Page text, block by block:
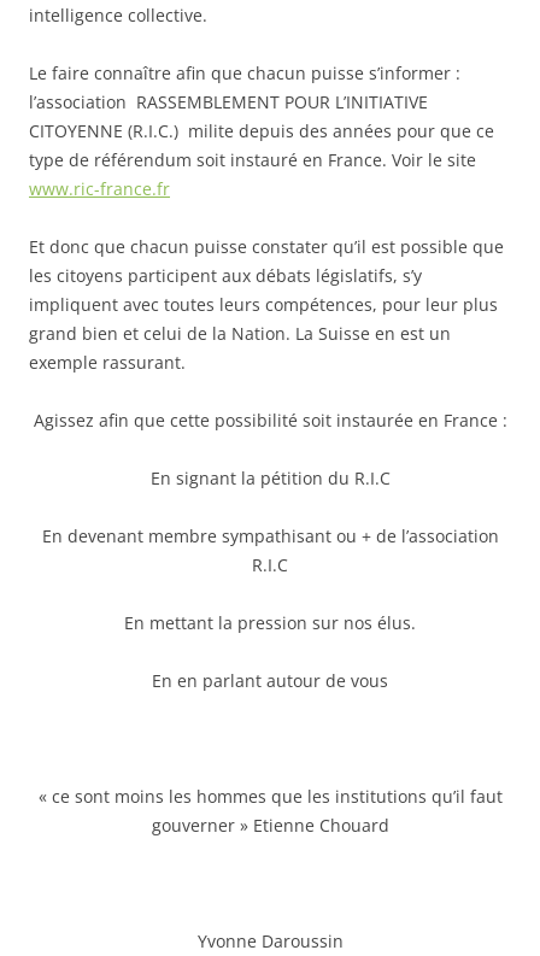
intelligence collective.
Le faire connaître afin que chacun puisse s’informer :
l’association RASSEMBLEMENT POUR L’INITIATIVE
CITOYENNE (R.I.C.) milite depuis des années pour que ce
type de référendum soit instauré en France. Voir le site
www.ric-france.fr
Et donc que chacun puisse constater qu’il est possible que
les citoyens participent aux débats législatifs, s’y
impliquent avec toutes leurs compétences, pour leur plus
grand bien et celui de la Nation. La Suisse en est un
exemple rassurant.
Agissez afin que cette possibilité soit instaurée en France :
En signant la pétition du R.I.C
En devenant membre sympathisant ou + de l’association
R.I.C
En mettant la pression sur nos élus.
En en parlant autour de vous
« ce sont moins les hommes que les institutions qu’il faut
gouverner » Etienne Chouard
Yvonne Daroussin